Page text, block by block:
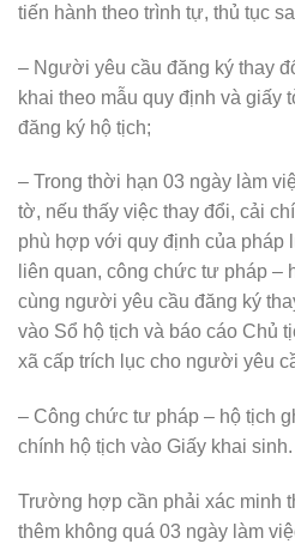
tiến hành theo trình tự, thủ tục
– Người yêu cầu đăng ký thay
khai theo mẫu quy định và giấy
đăng ký hộ tịch;
– Trong thời hạn 03 ngày làm
tờ, nếu thấy việc thay đổi, cải
phù hợp với quy định của pháp
liên quan, công chức tư pháp –
cùng người yêu cầu đăng ký
vào Sổ hộ tịch và báo cáo Chủ
xã cấp trích lục cho người yêu
– Công chức tư pháp – hộ tịch
chính hộ tịch vào Giấy khai sinh.
Trường hợp cần phải xác minh
thêm không quá 03 ngày làm